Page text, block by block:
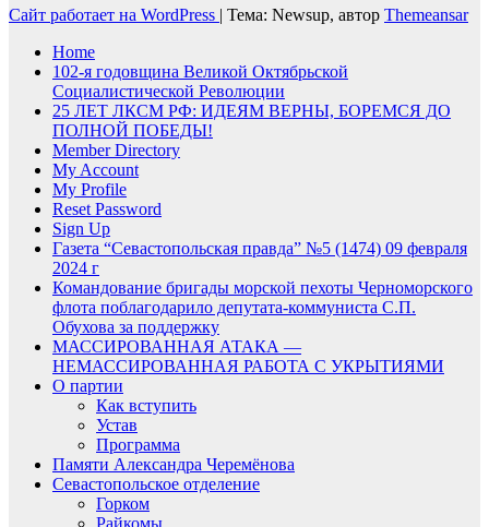
Сайт работает на WordPress | Тема: Newsup, автор Themeansar
Home
102-я годовщина Великой Октябрьской
Социалистической Революции
25 ЛЕТ ЛКСМ РФ: ИДЕЯМ ВЕРНЫ, БОРЕМСЯ ДО
ПОЛНОЙ ПОБЕДЫ!
Member Directory
My Account
My Profile
Reset Password
Sign Up
Газета “Севастопольская правда” №5 (1474) 09 февраля
2024 г
Командование бригады морской пехоты Черноморского
флота поблагодарило депутата-коммуниста С.П.
Обухова за поддержку
МАССИРОВАННАЯ АТАКА —
НЕМАССИРОВАННАЯ РАБОТА С УКРЫТИЯМИ
О партии
Как вступить
Устав
Программа
Памяти Александра Черемёнова
Севастопольское отделение
Горком
Райкомы